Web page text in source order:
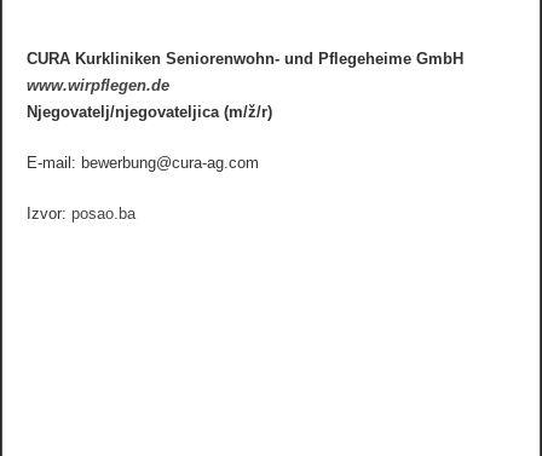
CURA Kurkliniken Seniorenwohn- und Pflegeheime GmbH
www.wirpflegen.de
Njegovatelj/njegovateljica (m/ž/r)
E-mail: bewerbung@cura-ag.com
Izvor: posao.ba